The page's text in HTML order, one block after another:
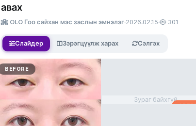
авах
OLO Гоо сайхан мэс заслын эмнэлэг·2026.02.15· 301
Слайдер Зэрэгцүүлж харах Сэлгэх
BEFORE
Зураг байхгүй